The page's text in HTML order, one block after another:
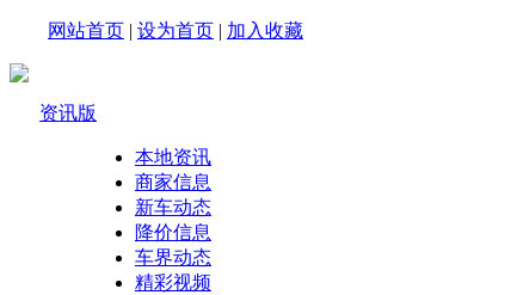
网站首页 | 设为首页 | 加入收藏
资讯版
本地资讯
商家信息
新车动态
降价信息
车界动态
精彩视频